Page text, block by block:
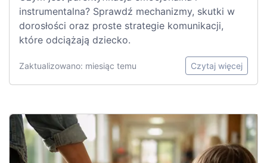
instrumentalna? Sprawdź mechanizmy, skutki w
dorosłości oraz proste strategie komunikacji,
które odciążają dziecko.
Zaktualizowano: miesiąc temu Czytaj więcej